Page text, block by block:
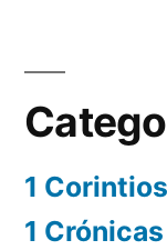
1 Corintios
1 Crónicas